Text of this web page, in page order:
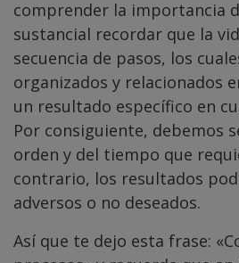
comprender la importancia
sustancial recordar que la
secuencia de pasos, los
organizados y relacionados
un resultado específico en
Por consiguiente, debemos
orden y del tiempo que
contrario, los resultados
adversos o no deseados.
Así que te dejo esta frase: